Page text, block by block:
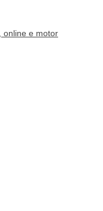
online e motor